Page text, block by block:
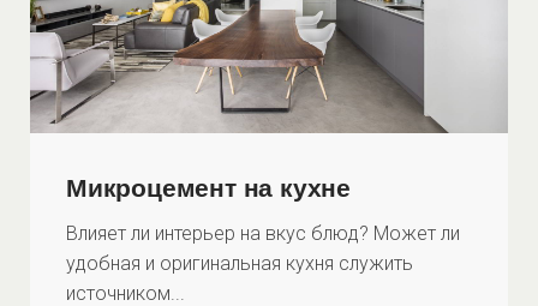
Микроцемент на кухне
Влияет ли интерьер на вкус блюд? Может ли
удобная и оригинальная кухня служить
источником...